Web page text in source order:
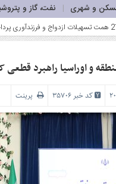
و شهری نفت، گاز و
و اوراسیا راهبرد
کد خبر 35706 پرینت